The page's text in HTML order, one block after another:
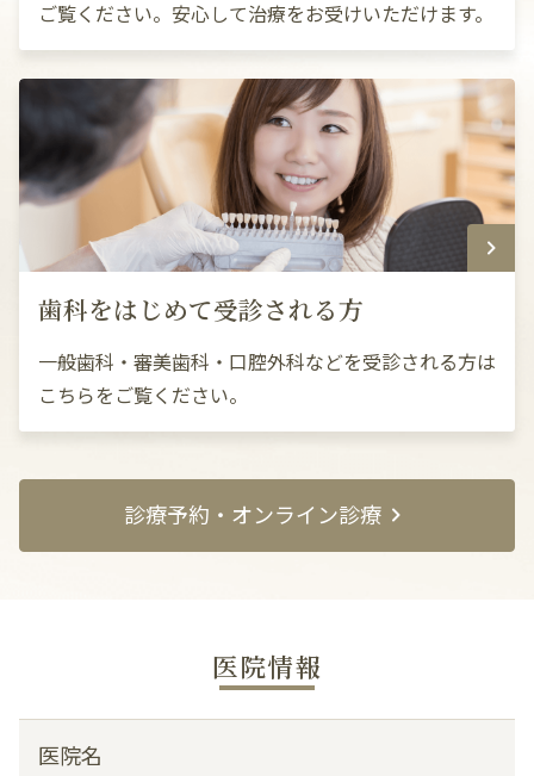
ご覧ください。安心して治療をお受けいただけます。
歯科をはじめて受診される方
一般歯科・審美歯科・口腔外科などを受診される方は
こちらをご覧ください。
診療予約・オンライン診療
医院情報
医院名